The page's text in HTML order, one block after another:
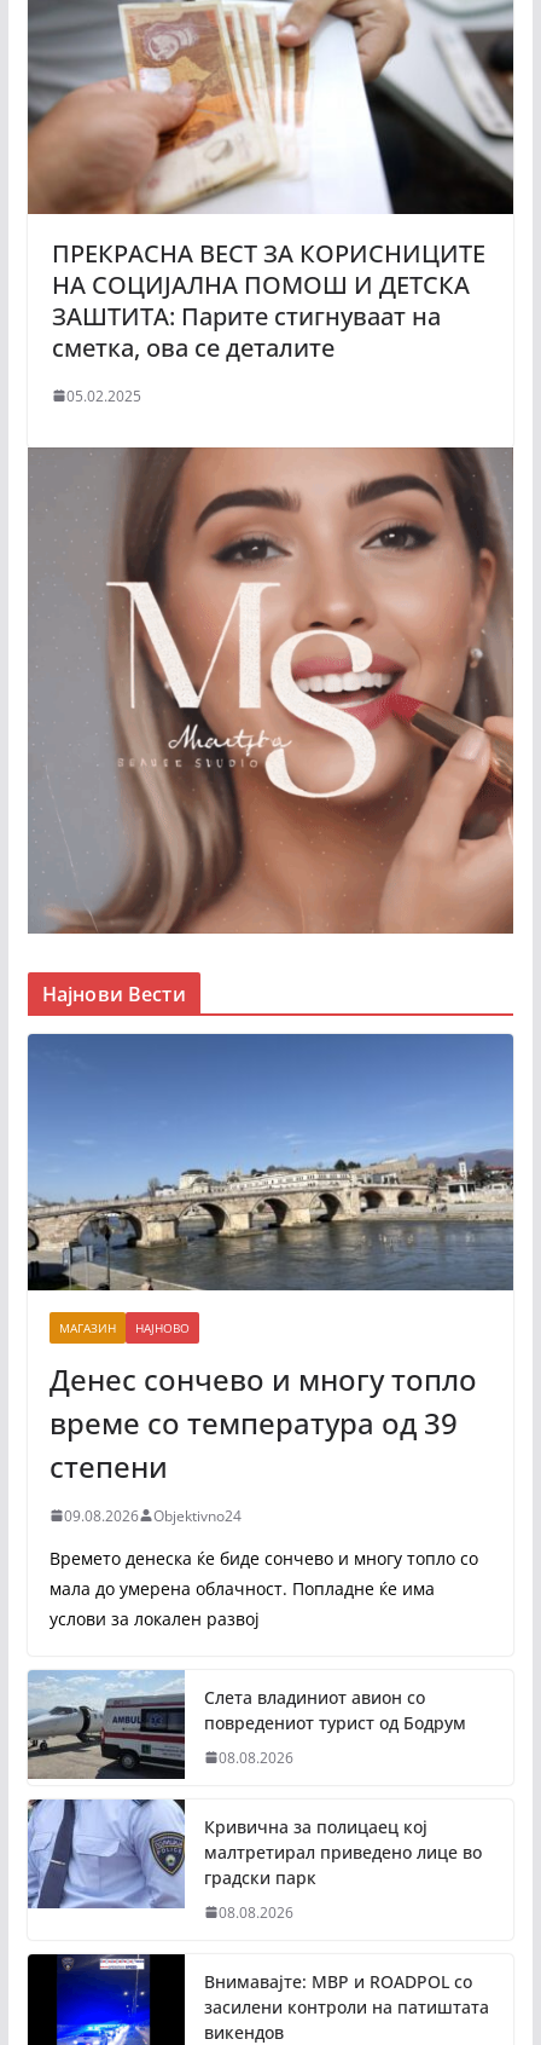
ПРЕКРАСНА ВЕСТ ЗА КОРИСНИЦИТЕ
НА СОЦИЈАЛНА ПОМОШ И ДЕТСКА
ЗАШТИТА: Парите стигнуваат на
сметка, ова се деталите
05.02.2025
Најнови Вести
МАГАЗИН НАЈНОВО
Денес сончево и многу топло
време со температура од 39
степени
09.08.2026 Objektivno24
Времето денеска ќе биде сончево и многу топло со
мала до умерена облачност. Попладне ќе има
услови за локален развој
Слета владиниот авион со
повредениот турист од Бодрум
08.08.2026
Кривична за полицаец кој
малтретирал приведено лице во
градски парк
08.08.2026
Внимавајте: МВР и ROADPOL со
засилени контроли на патиштата
викендов